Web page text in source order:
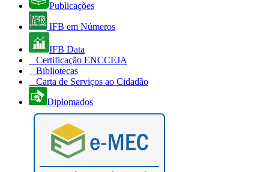
Publicações
IFB em Números
IFB Data
Certificação ENCCEJA
Bibliotecas
Carta de Serviços ao Cidadão
Diplomados